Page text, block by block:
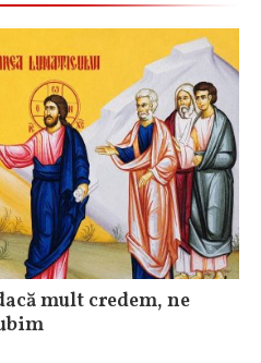
mult credem, ne